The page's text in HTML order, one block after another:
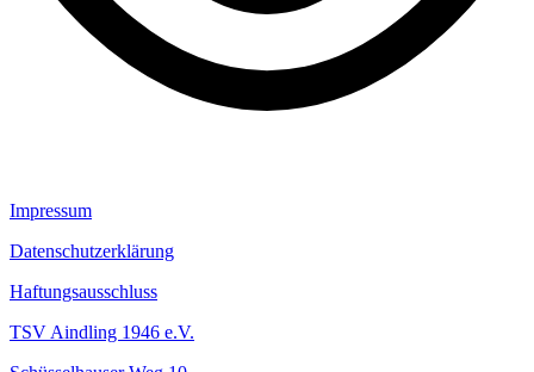
Impressum
Datenschutzerklärung
Haftungsausschluss
TSV Aindling 1946 e.V.